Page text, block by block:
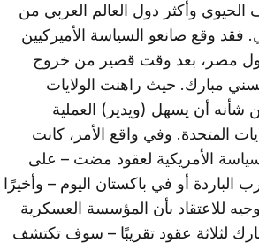
وأكثر دول العالم العربي من
وقع صانعو السياسة الأميركيين
مصر، بعد وقت قصير من خروج
مبارك. حيث راهنت الولايات
شأنه أن يسهل (ويدير) العملية
المتحدة. وفي واقع الأمر، كانت
الأمريكية لعقود مضت – على
الباردة أو في باكستان اليوم – وأخيرًا
للاعتقاد بأن المؤسسة العسكرية
لثلاثة عقود تقريبًا – سوف تكتشف